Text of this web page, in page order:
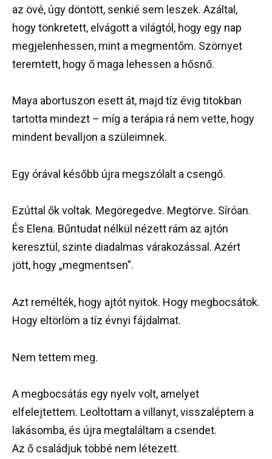
az övé, úgy döntött, senkié sem leszek. Azáltal,
hogy tönkretett, elvágott a világtól, hogy egy nap
megjelenhessen, mint a megmentőm. Szörnyet
teremtett, hogy ő maga lehessen a hősnő.
Maya abortuszon esett át, majd tíz évig titokban
tartotta mindezt – míg a terápia rá nem vette, hogy
mindent bevalljon a szüleimnek.
Egy órával később újra megszólalt a csengő.
Ezúttal ők voltak. Megöregedve. Megtörve. Síróan.
És Elena. Bűntudat nélkül nézett rám az ajtón
keresztül, szinte diadalmas várakozással. Azért
jött, hogy „megmentsen”.
Azt remélték, hogy ajtót nyitok. Hogy megbocsátok.
Hogy eltörlöm a tíz évnyi fájdalmat.
Nem tettem meg.
A megbocsátás egy nyelv volt, amelyet
elfelejtettem. Leoltottam a villanyt, visszaléptem a
lakásomba, és újra megtaláltam a csendet.
Az ő családjuk többé nem létezett.